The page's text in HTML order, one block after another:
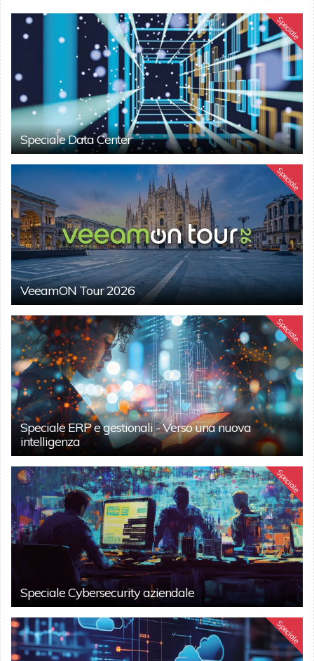
Speciale
Speciale Data Center
Speciale
VeeamON Tour 2026
Speciale
Speciale ERP e gestionali - Verso una nuova
intelligenza
Speciale
Speciale Cybersecurity aziendale
Speciale